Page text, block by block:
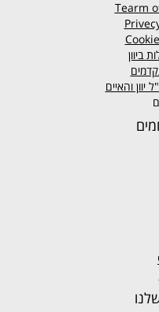
ביוון
יוון והאיים